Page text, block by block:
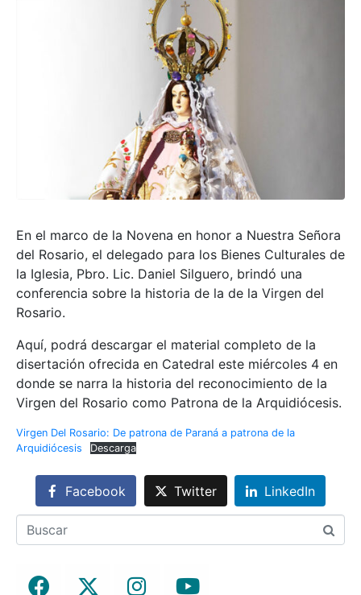
En el marco de la Novena en honor a Nuestra Señora
del Rosario, el delegado para los Bienes Culturales de
la Iglesia, Pbro. Lic. Daniel Silguero, brindó una
conferencia sobre la historia de la de la Virgen del
Rosario.
Aquí, podrá descargar el material completo de la
disertación ofrecida en Catedral este miércoles 4 en
donde se narra la historia del reconocimiento de la
Virgen del Rosario como Patrona de la Arquidiócesis.
Virgen Del Rosario: De patrona de Paraná a patrona de la
Arquidiócesis
Descarga
Facebook Twitter LinkedIn